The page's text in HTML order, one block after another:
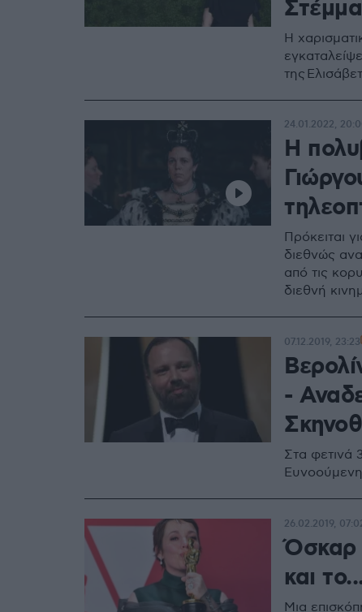
H
της Ελισάβετ
Η
Πρόκειται
διεθνώς
από τις
διεθνή
24.01.2022,
-
Στα φετινά
07.12.2019, 23:23
Όσκαρ
και
Μια
26.02.2019,